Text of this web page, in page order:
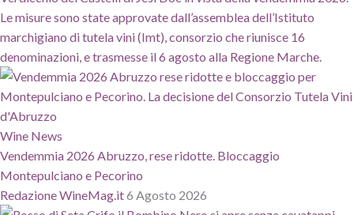
Wine News
Vendemmia 2026 Abruzzo, rese ridotte. Bloccaggio
Montepulciano e Pecorino
Redazione WineMag.it6 Agosto 2026